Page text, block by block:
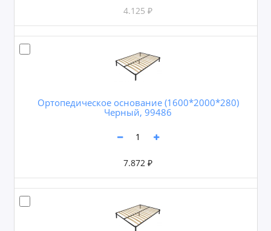
4.125 ₽
Ортопедическое основание (1600*2000*280)
Черный, 99486
7.872 ₽